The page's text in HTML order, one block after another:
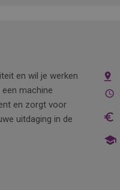
en wil je werken
machine
en zorgt voor
uitdaging in de